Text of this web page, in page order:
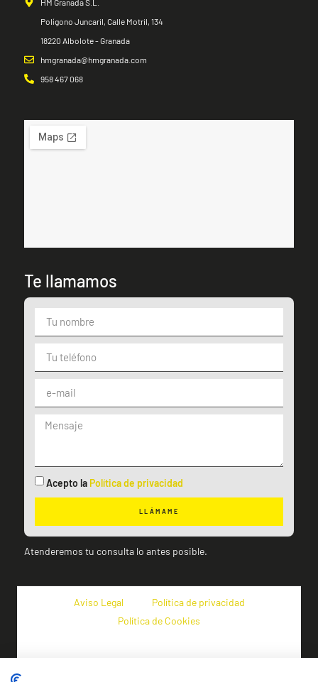
HM Granada S.L.
Polígono Juncaril, Calle Motril, 134
18220 Albolote - Granada
hmgranada@hmgranada.com
958 467 068
Te llamamos
Acepto la Política de privacidad
LLÁMAME
Atenderemos tu consulta lo antes posible.
Aviso Legal
Política de privacidad
Política de Cookies